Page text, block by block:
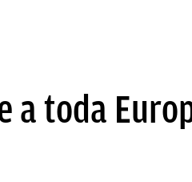
a toda